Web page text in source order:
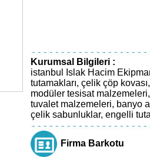
Kurumsal Bilgileri :
istanbul Islak Hacim
tutamakları, çelik çöp
modüler tesisat malzemeleri,
tuvalet malzemeleri, banyo
çelik sabunluklar, engelli
Firma Barkotu